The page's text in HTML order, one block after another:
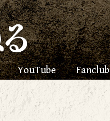
YouTube Fanclub